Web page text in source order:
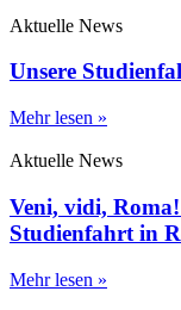
Aktuelle News
Unsere
Mehr lesen »
Aktuelle News
Veni, vidi,
Studienfahrt in
Mehr lesen »